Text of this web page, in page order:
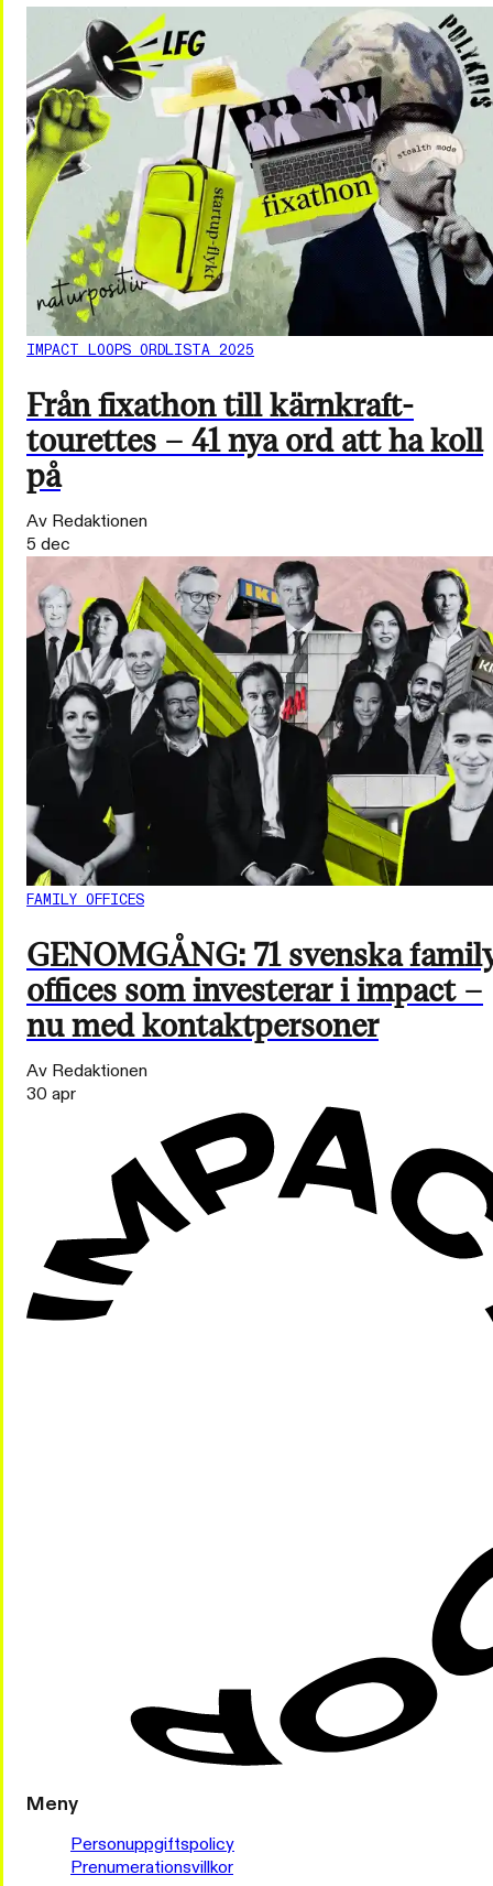
IMPACT LOOPS ORDLISTA 2025
Från fixathon till kärnkraft-
tourettes – 41 nya ord att ha koll
på
Av Redaktionen
5 dec
FAMILY OFFICES
GENOMGÅNG: 71 svenska
offices som investerar i impact –
nu med kontaktpersoner
Av Redaktionen
30 apr
Meny
Personuppgiftspolicy
Prenumerationsvillkor